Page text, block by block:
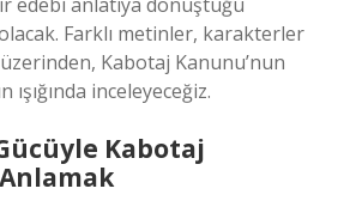
Farklı metinler, karakterler
Kabotaj Kanunu’nun
ışığında inceleyeceğiz.
Kabotaj